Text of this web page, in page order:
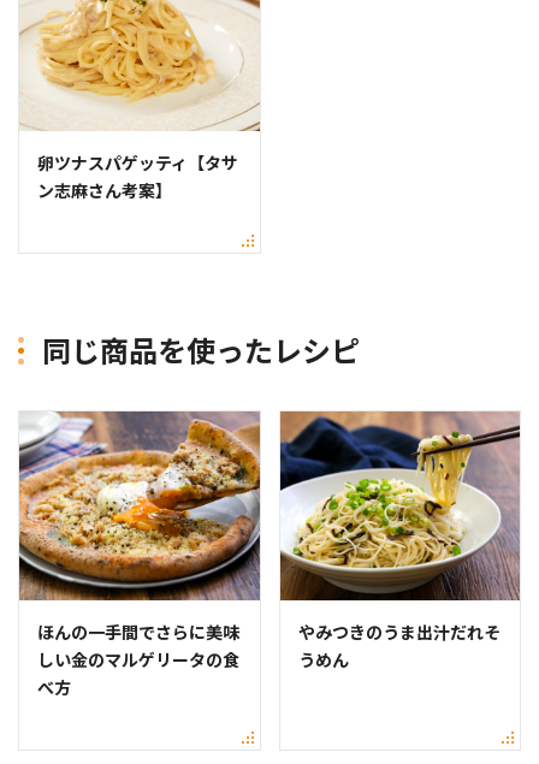
卵ツナスパゲッティ【タサ
ン志麻さん考案】
同じ商品を使ったレシピ
ほんの一手間でさらに美味
しい金のマルゲリータの食
べ方
やみつきのうま出汁だれそ
うめん